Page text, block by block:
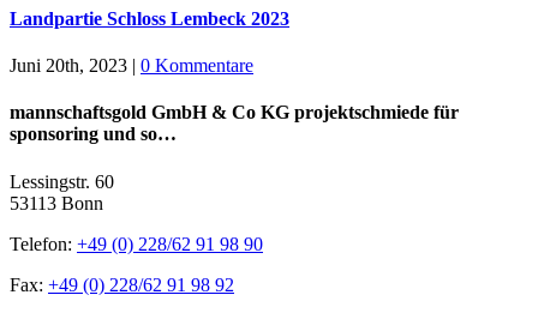
Landpartie Schloss Lembeck 2023
Juni 20th, 2023 | 0 Kommentare
mannschaftsgold GmbH & Co KG projektschmiede für
sponsoring und so…
Lessingstr. 60
53113 Bonn
Telefon: +49 (0) 228/62 91 98 90
Fax: +49 (0) 228/62 91 98 92